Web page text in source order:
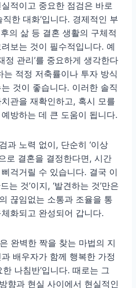
적이고 중요한 점검은 바로
한 대화’입니다. 경제적인 부
의 삶 등 결혼 생활의 구체적
보는 것이 필수적입니다. 예
정 관리’를 중요하게 생각한다
는 적정 저축률이나 투자 방식
것이 좋습니다. 이러한 솔직
관을 재확인하고, 혹시 모를
방하는 데 큰 도움이 됩니다.
과 노력 없이, 단순히 ‘이상
로 결혼을 결정한다면, 시간
걱거릴 수 있습니다. 결국 이
는 것’이지, ‘발견하는 것’만은
끊임없는 소통과 조율을 통
화되고 완성되어 갑니다.
은 완벽한 짝을 찾는 마법의 지
배우자가 함께 행복한 가정
한 나침반’입니다. 때로는 그
향과 현실 사이에서 현실적인